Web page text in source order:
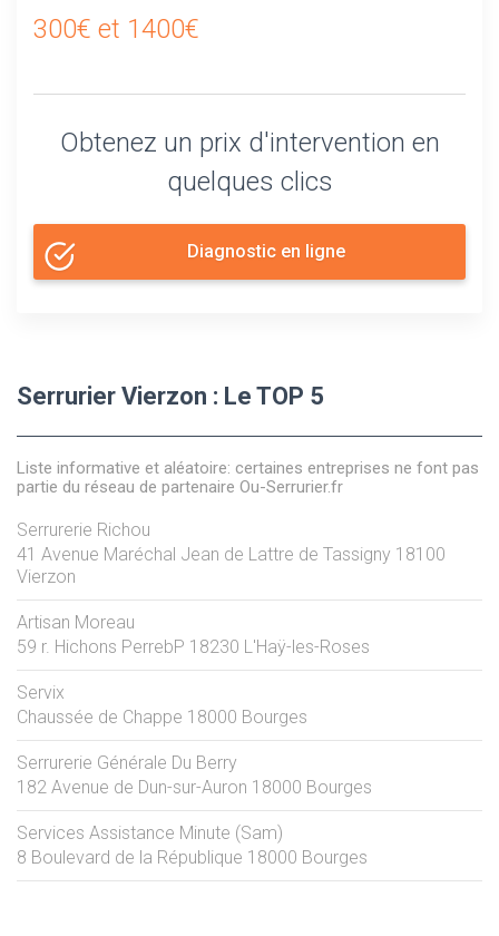
300€ et 1400€
Obtenez un prix d'intervention en
quelques clics
Diagnostic en ligne
Serrurier Vierzon : Le TOP 5
Liste informative et aléatoire: certaines entreprises ne font pas
partie du réseau de partenaire Ou-Serrurier.fr
Serrurerie Richou
41 Avenue Maréchal Jean de Lattre de Tassigny 18100
Vierzon
Artisan Moreau
59 r. Hichons PerrebP 18230 L'Haÿ-les-Roses
Servix
Chaussée de Chappe 18000 Bourges
Serrurerie Générale Du Berry
182 Avenue de Dun-sur-Auron 18000 Bourges
Services Assistance Minute (Sam)
8 Boulevard de la République 18000 Bourges